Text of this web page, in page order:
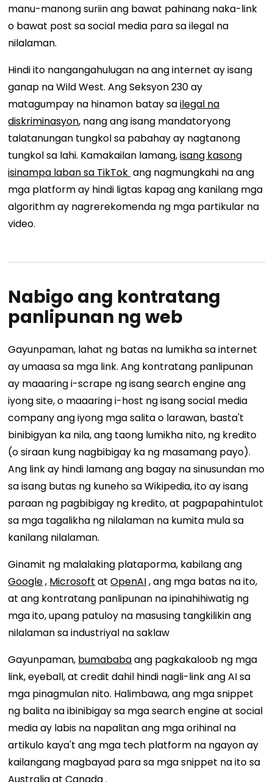
manu-manong suriin ang bawat pahinang naka-link
o bawat post sa social media para sa ilegal na
nilalaman.
Hindi ito nangangahulugan na ang internet ay isang
ganap na Wild West. Ang Seksyon 230 ay
matagumpay na hinamon batay sailegal na
diskriminasyon, nang ang isang mandatoryong
talatanungan tungkol sa pabahay ay nagtanong
tungkol sa lahi. Kamakailan lamang,isang kasong
isinampa laban sa TikTok ang nagmungkahi na ang
mga platform ay hindi ligtas kapag ang kanilang mga
algorithm ay nagrerekomenda ng mga partikular na
video.
Nabigo ang kontratang
panlipunan ng web
Gayunpaman, lahat ng batas na lumikha sa internet
ay umaasa sa mga link. Ang kontratang panlipunan
ay maaaring i-scrape ng isang search engine ang
iyong site, o maaaring i-host ng isang social media
company ang iyong mga salita o larawan, basta't
binibigyan ka nila, ang taong lumikha nito, ng kredito
(o siraan kung nagbibigay ka ng masamang payo).
Ang link ay hindi lamang ang bagay na sinusundan mo
sa isang butas ng kuneho sa Wikipedia, ito ay isang
paraan ng pagbibigay ng kredito, at pagpapahintulot
sa mga tagalikha ng nilalaman na kumita mula sa
kanilang nilalaman.
Ginamit ng malalaking plataporma, kabilang ang
Google, Microsoft atOpenAI, ang mga batas na ito,
at ang kontratang panlipunan na ipinahihiwatig ng
mga ito, upang patuloy na masusing tangkilikin ang
nilalaman sa industriyal na saklaw
Gayunpaman, bumababaang pagkakaloob ng mga
link, eyeball, at credit dahil hindi nagli-link ang AI sa
mga pinagmulan nito. Halimbawa, ang mga snippet
ng balita na ibinibigay sa mga search engine at social
media ay labis na napalitan ang mga orihinal na
artikulo kaya't ang mga tech platform na ngayon ay
kailangang magbayad para sa mga snippet na ito sa